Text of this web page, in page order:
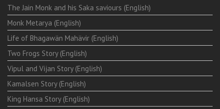
The Jain Monk and his Saka saviours (English)
Monk Metarya (English)
Life of Bhagawän Mahävir (English)
Two Frogs Story (English)
Vipul and Vijan Story (English)
Kamalsen Story (English)
King Hansa Story (English)